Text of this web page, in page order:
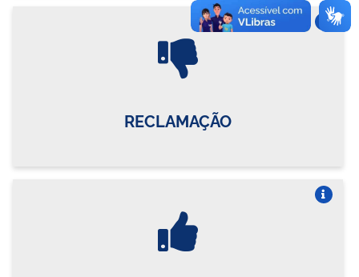
RECLAMAÇÃO